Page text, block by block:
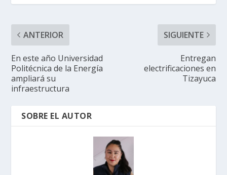
ANTERIOR
En este año Universidad
Politécnica de la Energía
ampliará su
infraestructura
SIGUIENTE
Entregan
electrificaciones en
Tizayuca
SOBRE EL AUTOR